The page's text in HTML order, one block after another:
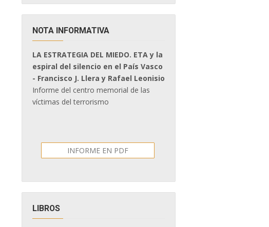
NOTA INFORMATIVA
LA ESTRATEGIA DEL MIEDO. ETA y la
espiral del silencio en el País Vasco
- Francisco J. Llera y Rafael Leonisio
Informe del centro memorial de las
víctimas del terrorismo
INFORME EN PDF
LIBROS